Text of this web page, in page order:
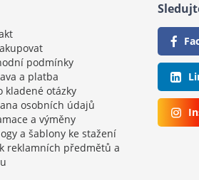
podmínky
a platba
kladené otázky
osobních údajů
a výměny
a šablony ke stažení
reklamních předmětů a